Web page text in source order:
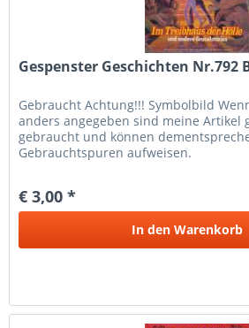
Gespenster Geschichten Nr.792
Gebraucht Achtung!!! Symbolbild
anders angegeben sind meine Artikel
gebraucht und können
Gebrauchtspuren aufweisen.
€ 3,00 *
In den Warenkorb